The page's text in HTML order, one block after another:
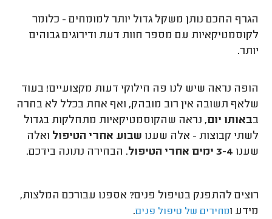
הגרף החכם נותן משקל גדול יותר למומחים - כלומר
לקוסמטיקאיות עם מספר חוות דעת ודירוגים גבוהים
יותר.
הופה נראה שיש לנו פה חילוקי דעות מקצועיים! בעוד
שלאף תשובה אין רוב מובהק, ואף אחת בכלל לא בחרה
בבאותו יום, נראה שהקוסמטיקאיות מתחלקות בגדול
לשתי קבוצות - אלה שענו שבוע אחרי הטיפול ואלה
שענו 3-4 ימים אחרי הטיפול . הבחירה נתונה בידכם.
רוצים להתפנק בטיפול פנים? אספנו עבורכם המלצות,
מידע ומחירים של טיפול פנים.